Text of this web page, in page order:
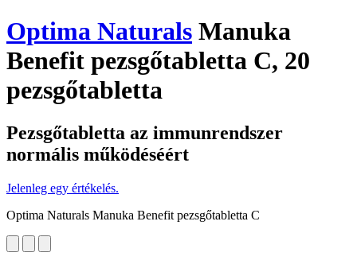
Optima Naturals Manuka
Benefit pezsgőtabletta C, 20
pezsgőtabletta
Pezsgőtabletta az immunrendszer
normális működéséért
Jelenleg egy értékelés.
Optima Naturals Manuka Benefit pezsgőtabletta C